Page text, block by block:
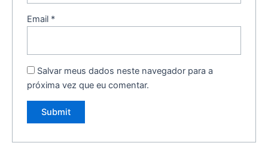
Email *
Salvar meus dados neste navegador para a
próxima vez que eu comentar.